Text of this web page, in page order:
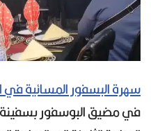
سهرة البسفور المسائية
في مضيق البوسفور